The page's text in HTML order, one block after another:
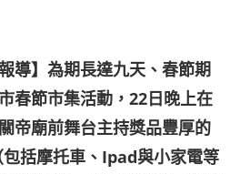
導】為期長達九天、春節期
春節市集活動，22日晚上在
帝廟前舞台主持獎品豐厚的
括摩托車、Ipad與小家電等